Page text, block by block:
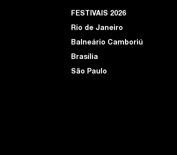
FESTIVAIS 2026
Rio de Janeiro
Balneário Camboriú
Brasília
São Paulo